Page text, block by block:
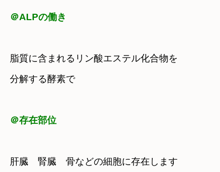
脂質に含まれるリン酸エステル化合物を
分解する酵素で
＠存在部位
肝臓　腎臓　骨などの細胞に存在します